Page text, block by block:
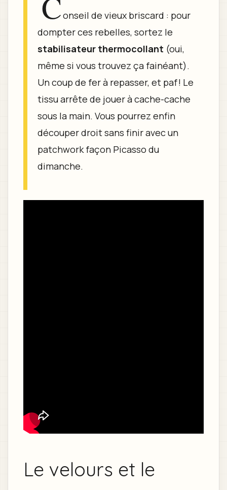
onseil de vieux briscard : pour
dompter ces rebelles, sortez le
stabilisateur thermocollant (oui,
même si vous trouvez ça fainéant).
Un coup de fer à repasser, et paf ! Le
tissu arrête de jouer à cache-cache
sous la main. Vous pourrez enfin
découper droit sans finir avec un
patchwork façon Picasso du
dimanche.
Le velours et le